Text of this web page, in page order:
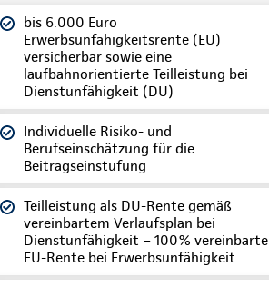
bis 6.000 Euro
Erwerbsunfähigkeitsrente (EU)
versicherbar sowie eine
laufbahnorientierte Teilleistung bei
Dienstunfähigkeit (DU)
Individuelle Risiko- und
Berufseinschätzung für die
Beitragseinstufung
Teilleistung als DU-Rente gemäß
vereinbartem Verlaufsplan bei
Dienstunfähigkeit – 100% vereinbarte
EU-Rente bei Erwerbsunfähigkeit